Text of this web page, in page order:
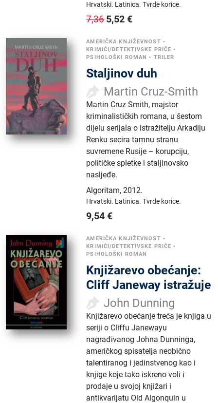
Hrvatski. Latinica.Tvrde korice.
7,36 5,52 €
AMERIČKA KNJIŽEVNOST •
KRIMIĆI/DETEKTIVSKE PRIČE •
PSIHOLOŠKI ROMAN • TRILER
Staljinov duh
Martin Cruz-Smith
Martin Cruz Smith, majstor
kriminalističkih romana, u šestom
dijelu serijala o istražitelju Arkadiju
Renku secira tamnu stranu
suvremene Rusije – korupciju,
političke spletke i staljinovsko
nasljeđe.
Algoritam,2012.
Hrvatski. Latinica.Tvrde korice.
9,54 €
AMERIČKA KNJIŽEVNOST •
KRIMIĆI/DETEKTIVSKE PRIČE •
PSIHOLOŠKI ROMAN
Knjižarevo obećanje:
Cliff Janeway istražuje
John Dunning
Knjižarevo obećanje treća je knjiga u
seriji o Cliffu Janewayu
nagrađivanog Johna Dunninga,
američkog spisatelja neobično
talentiranog i jedinstvenog kao i
knjige koje tako iskreno voli i
prodaje u svojoj knjižari i
antikvarijatu Old Algonquin u